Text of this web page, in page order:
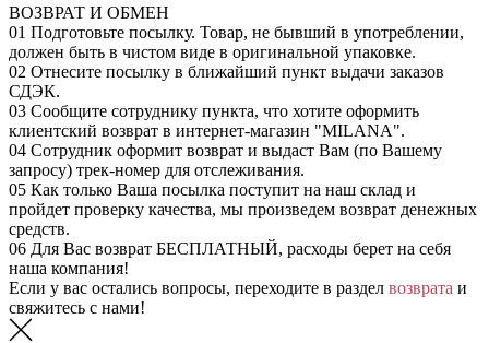
ВОЗВРАТ И ОБМЕН
01 Подготовьте посылку. Товар, не бывший в употреблении,
должен быть в чистом виде в оригинальной упаковке.
02 Отнесите посылку в ближайший пункт выдачи заказов
СДЭК.
03 Сообщите сотруднику пункта, что хотите оформить
клиентский возврат в интернет-магазин "MILANA".
04 Сотрудник оформит возврат и выдаст Вам (по Вашему
запросу) трек-номер для отслеживания.
05 Как только Ваша посылка поступит на наш склад и
пройдет проверку качества, мы произведем возврат денежных
средств.
06 Для Вас возврат БЕСПЛАТНЫЙ, расходы берет на себя
наша компания!
Если у вас остались вопросы, переходите в раздел возврата и
свяжитесь с нами!